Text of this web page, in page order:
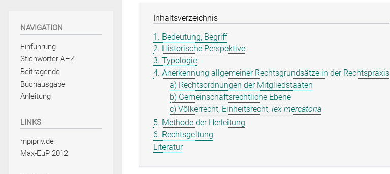
Inhaltsverzeichnis
1. Bedeutung, Begriff
2. Historische Perspektive
3. Typologie
4. Anerkennung allgemeiner Rechtsgrundsätze in der Rechtspraxis
a) Rechtsordnungen der Mitgliedstaaten
b) Gemeinschaftsrechtliche Ebene
c) Völkerrecht, Einheitsrecht, lex mercatoria
5. Methode der Herleitung
6. Rechtsgeltung
Literatur
NAVIGATION
Einführung
Stichwörter A–Z
Beitragende
Buchausgabe
Anleitung
LINKS
mpipriv.de
Max-EuP 2012